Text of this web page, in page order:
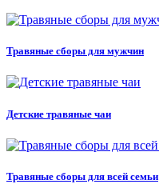
Травяные сборы для мужчин
Детские травяные чаи
Травяные сборы для всей семьи